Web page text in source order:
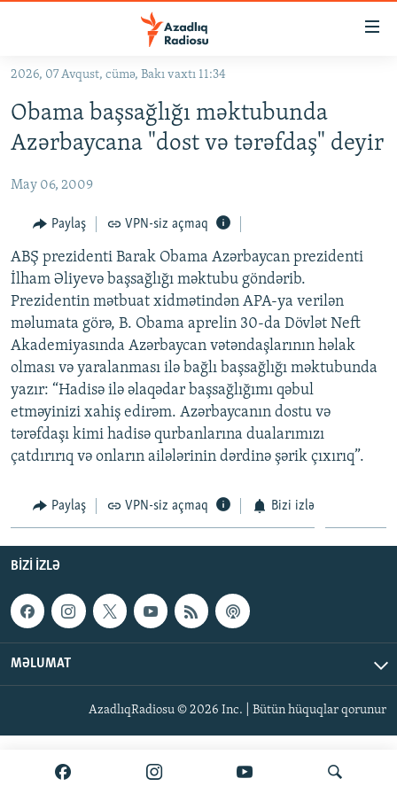
Əsas
qayıt
Əsas
naviqasiyaya
qayıt
KORRUPSIOMETR
#ƏSLINDƏ
FƏRQƏ BAX
QANUNI DOĞRU
ARAŞDIRMA
MULTIMEDIA
VIDEO
FOTOQALEREYA
İNFOQRAFIKA
KARIKATURA
RADIO ARXIV
OXU ZALI
AZƏRBAYCAN ƏDƏBIYYATI KITABXANASI
İSLAM VƏ DEMOKRATIYA
HAQQIMIZDA
MISSIYAMIZ
PEŞƏ ETIKASI VƏ JURNALISTIKA STANDARTLARIMIZ
AZADLIQRADIOSU MOBIL TELEFONUNUZDA
XƏBƏR BÜLLETENLƏRIMIZ
BIZI IZLƏ
RFE/RL-in bütün saytları
2026, 07 Avqust, cümə, Bakı vaxtı 11:34
Obama başsağlığı məktubunda
Azərbaycana "dost və tərəfdaş" deyir
May 06, 2009
Paylaş VPN-siz açmaq
ABŞ prezidenti Barak Obama Azərbaycan prezidenti
İlham Əliyevə başsağlığı məktubu göndərib.
Prezidentin mətbuat xidmətindən APA-ya verilən
məlumata görə, B. Obama aprelin 30-da Dövlət Neft
Akademiyasında Azərbaycan vətəndaşlarının həlak
olması və yaralanması ilə bağlı başsağlığı məktubunda
yazır: “Hadisə ilə əlaqədar başsağlığımı qəbul
etməyinizi xahiş edirəm. Azərbaycanın dostu və
tərəfdaşı kimi hadisə qurbanlarına dualarımızı
çatdırırıq və onların ailələrinin dərdinə şərik çıxırıq”.
Paylaş VPN-siz açmaq Bizi izlə
BIZI IZLƏ
MƏLUMAT
AzadlıqRadiosu © 2026 Inc. | Bütün hüquqlar qorunur